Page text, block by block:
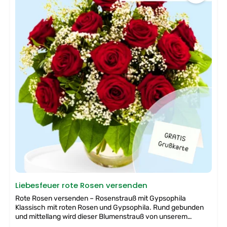
Liebesfeuer rote Rosen versenden
Rote Rosen versenden – Rosenstrauß mit Gypsophila
Klassisch mit roten Rosen und Gypsophila. Rund gebunden
und mittellang wird dieser Blumenstrauß von unserem